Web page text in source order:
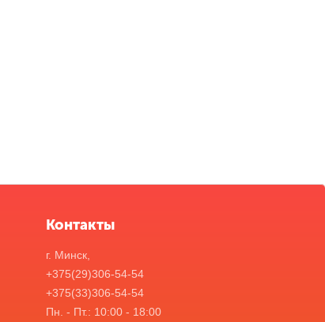
Контакты
г. Минск,
+375(29)306-54-54
+375(33)306-54-54
Пн. - Пт.: 10:00 - 18:00